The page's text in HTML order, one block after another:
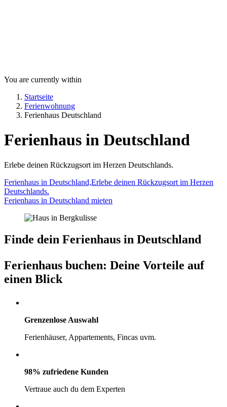
You are currently within
Startseite
Ferienwohnung
Ferienhaus Deutschland
Ferienhaus in Deutschland
Erlebe deinen Rückzugsort im Herzen Deutschlands.
Ferienhaus in Deutschland,Erlebe deinen Rückzugsort im Herzen
Deutschlands.
Ferienhaus in Deutschland mieten
Finde dein Ferienhaus in Deutschland
Ferienhaus buchen: Deine Vorteile auf
einen Blick
Grenzenlose Auswahl
Ferienhäuser, Appartements, Fincas uvm.
98% zufriedene Kunden
Vertraue auch du dem Experten